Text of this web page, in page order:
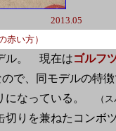
2013.05
赤い方）
ル。 現在はゴルフ
ので、同モデルの特
になっている。
（
切りを兼ねたコンボ